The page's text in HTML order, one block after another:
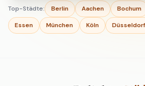
Top-Städte: Berlin Aachen Bochum
Essen München Köln Düsseldorf